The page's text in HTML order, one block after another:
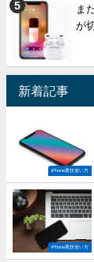
ま
が
新着記事
iPhone裏技使い方
iPhone裏技使い方